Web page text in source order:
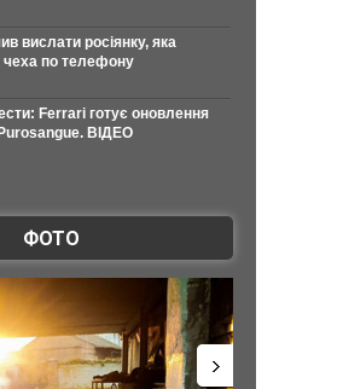
вислати росіянку, яка
по телефону
Ferrari готує оновлення
ВІДЕО
ФОТО